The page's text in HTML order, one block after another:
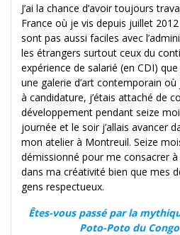
J’ai la chance d’avoir toujours
France où je vis depuis juillet
sont pas aussi faciles avec
les étrangers surtout ceux du
expérience de salarié (en CDI) que
une galerie d’art contemporain où
à candidature, j’étais attaché de
développement pendant seize
journée et le soir j’allais avancer
mon atelier à Montreuil. Seize
démissionné pour me consacrer
dans ma créativité bien que mes
gens respectueux.
Êtes-vous passé par la
Poto-Poto du